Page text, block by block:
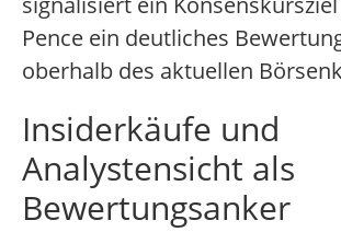
Pence ein deutliches
oberhalb des aktuellen
Insiderkäufe und
Analystensicht als
Bewertungsanker